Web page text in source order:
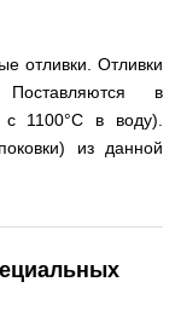
отливки. Отливки
в
с 1100°C в воду).
из данной